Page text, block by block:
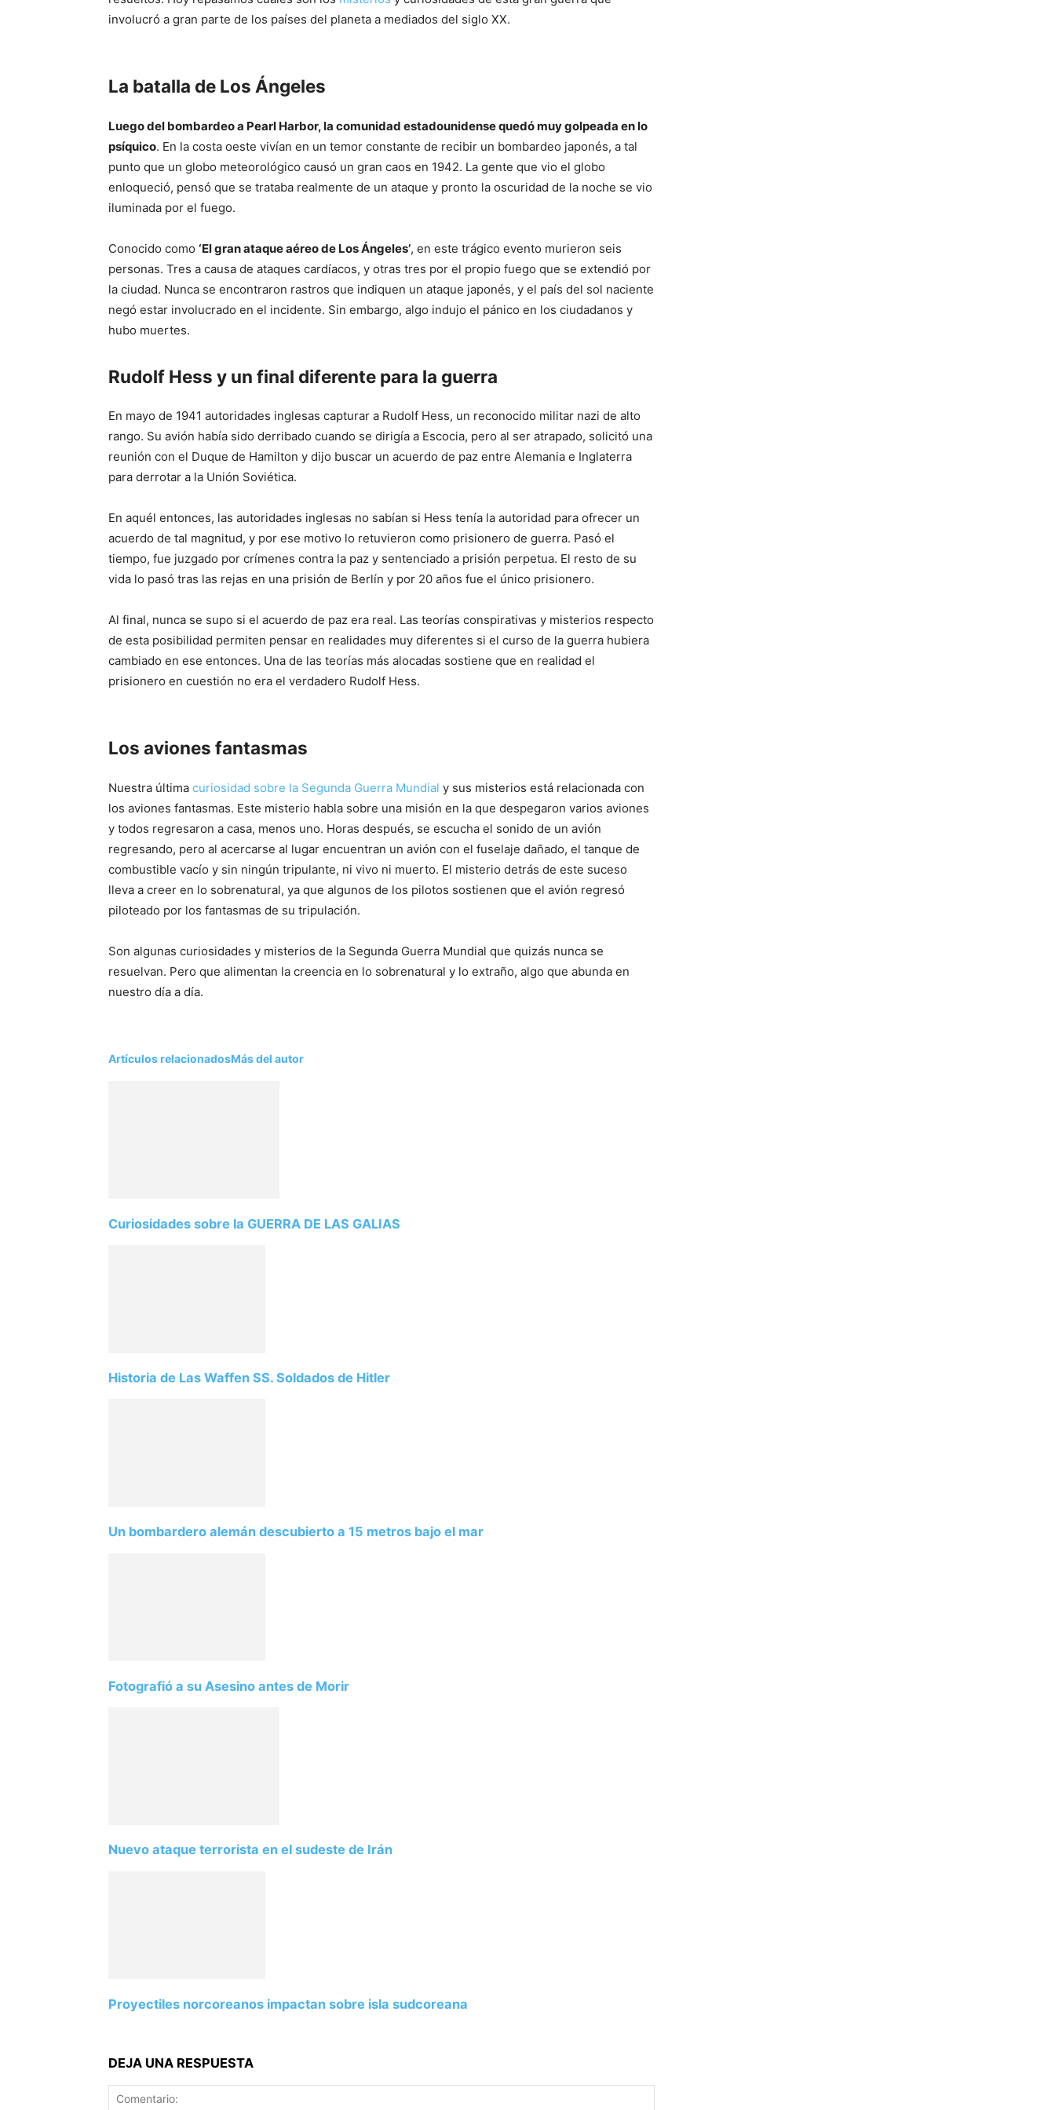
involucró a gran parte de los países del planeta a mediados del siglo XX.
La batalla de Los Ángeles
Luego del bombardeo a Pearl Harbor, la comunidad estadounidense quedó muy golpeada en lo
psíquico. En la costa oeste vivían en un temor constante de recibir un bombardeo japonés, a tal
punto que un globo meteorológico causó un gran caos en 1942. La gente que vio el globo
enloqueció, pensó que se trataba realmente de un ataque y pronto la oscuridad de la noche se vio
iluminada por el fuego.
Conocido como ‘El gran ataque aéreo de Los Ángeles’, en este trágico evento murieron seis
personas. Tres a causa de ataques cardíacos, y otras tres por el propio fuego que se extendió por
la ciudad. Nunca se encontraron rastros que indiquen un ataque japonés, y el país del sol naciente
negó estar involucrado en el incidente. Sin embargo, algo indujo el pánico en los ciudadanos y
hubo muertes.
Rudolf Hess y un final diferente para la guerra
En mayo de 1941 autoridades inglesas capturar a Rudolf Hess, un reconocido militar nazi de alto
rango. Su avión había sido derribado cuando se dirigía a Escocia, pero al ser atrapado, solicitó una
reunión con el Duque de Hamilton y dijo buscar un acuerdo de paz entre Alemania e Inglaterra
para derrotar a la Unión Soviética.
En aquél entonces, las autoridades inglesas no sabían si Hess tenía la autoridad para ofrecer un
acuerdo de tal magnitud, y por ese motivo lo retuvieron como prisionero de guerra. Pasó el
tiempo, fue juzgado por crímenes contra la paz y sentenciado a prisión perpetua. El resto de su
vida lo pasó tras las rejas en una prisión de Berlín y por 20 años fue el único prisionero.
Al final, nunca se supo si el acuerdo de paz era real. Las teorías conspirativas y misterios respecto
de esta posibilidad permiten pensar en realidades muy diferentes si el curso de la guerra hubiera
cambiado en ese entonces. Una de las teorías más alocadas sostiene que en realidad el
prisionero en cuestión no era el verdadero Rudolf Hess.
Los aviones fantasmas
Nuestra última curiosidad sobre la Segunda Guerra Mundial y sus misterios está relacionada con
los aviones fantasmas. Este misterio habla sobre una misión en la que despegaron varios aviones
y todos regresaron a casa, menos uno. Horas después, se escucha el sonido de un avión
regresando, pero al acercarse al lugar encuentran un avión con el fuselaje dañado, el tanque de
combustible vacío y sin ningún tripulante, ni vivo ni muerto. El misterio detrás de este suceso
lleva a creer en lo sobrenatural, ya que algunos de los pilotos sostienen que el avión regresó
piloteado por los fantasmas de su tripulación.
Son algunas curiosidades y misterios de la Segunda Guerra Mundial que quizás nunca se
resuelvan. Pero que alimentan la creencia en lo sobrenatural y lo extraño, algo que abunda en
nuestro día a día.
Artículos relacionadosMás del autor
Curiosidades sobre la GUERRA DE LAS GALIAS
Historia de Las Waffen SS. Soldados de Hitler
Un bombardero alemán descubierto a 15 metros bajo el mar
Fotografió a su Asesino antes de Morir
Nuevo ataque terrorista en el sudeste de Irán
Proyectiles norcoreanos impactan sobre isla sudcoreana
DEJA UNA RESPUESTA